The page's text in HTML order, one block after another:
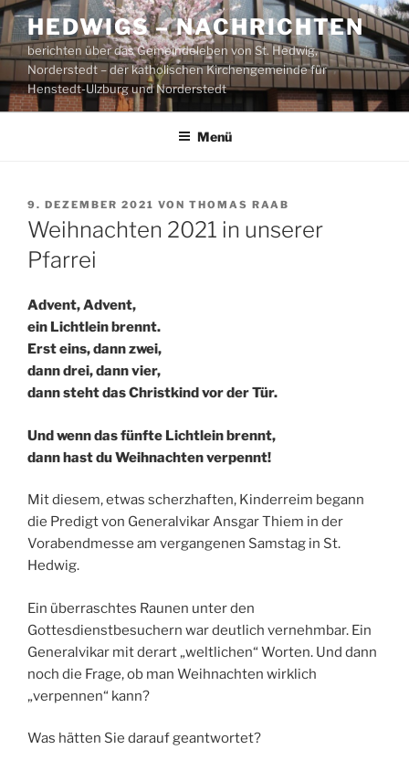
Zum
Inhalt
springen
HEDWIGS – NACHRICHTEN
berichten über das Gemeindeleben von St. Hedwig,
Norderstedt – der katholischen Kirchengemeinde für
Henstedt-Ulzburg und Norderstedt
Menü
VERÖFFENTLICHT
AM
9. DEZEMBER 2021 VON THOMAS RAAB
Weihnachten 2021 in unserer
Pfarrei
Advent, Advent,
ein Lichtlein brennt.
Erst eins, dann zwei,
dann drei, dann vier,
dann steht das Christkind vor der Tür.
Und wenn das fünfte Lichtlein brennt,
dann hast du Weihnachten verpennt!
Mit diesem, etwas scherzhaften, Kinderreim begann
die Predigt von Generalvikar Ansgar Thiem in der
Vorabendmesse am vergangenen Samstag in St.
Hedwig.
Ein überraschtes Raunen unter den
Gottesdienstbesuchern war deutlich vernehmbar. Ein
Generalvikar mit derart „weltlichen“ Worten. Und dann
noch die Frage, ob man Weihnachten wirklich
„verpennen“ kann?
Was hätten Sie darauf geantwortet?